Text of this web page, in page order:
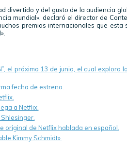
divertido y del gusto de la audiencia
mundial», declaró el director de
premios internacionales que esta
el próximo 13 de junio, el cual explora
fecha de estreno.
a Netflix.
original de Netflix hablada en español.
Kimmy Schmidt».